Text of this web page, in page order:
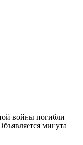
войны погибли
минута